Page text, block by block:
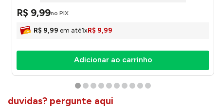
R$ 9,99no PIX
R$ 9,99 em até1xR$ 9,99
Adicionar ao carrinho
duvidas? pergunte aqui